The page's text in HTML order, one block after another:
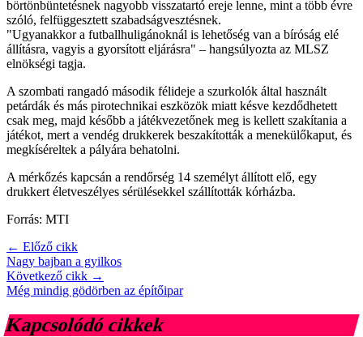
börtönbüntetésnek nagyobb visszatartó ereje lenne, mint a több évre
szóló, felfüggesztett szabadságvesztésnek.
"Ugyanakkor a futballhuligánoknál is lehetőség van a bíróság elé
állításra, vagyis a gyorsított eljárásra" – hangsúlyozta az MLSZ
elnökségi tagja.
A szombati rangadó második félideje a szurkolók által használt
petárdák és más pirotechnikai eszközök miatt késve kezdődhetett
csak meg, majd később a játékvezetőnek meg is kellett szakítania a
játékot, mert a vendég drukkerek beszakították a menekülőkaput, és
megkíséreltek a pályára behatolni.
A mérkőzés kapcsán a rendőrség 14 személyt állított elő, egy
drukkert életveszélyes sérülésekkel szállították kórházba.
Forrás: MTI
← Előző cikk
Nagy bajban a gyilkos
Következő cikk →
Még mindig gödörben az építőipar
Kapcsolódó cikkek